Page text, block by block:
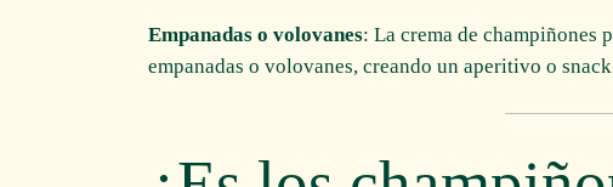
Empanadas o volovanes: La crema de champiñones
empanadas o volovanes, creando un aperitivo o